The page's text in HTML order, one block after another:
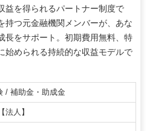
益を得られるパートナー制度で
持つ元金融機関メンバーが、あな
長をサポート。初期費用無料、特
始められる持続的な収益モデルで
/ 補助金・助成金
法人】